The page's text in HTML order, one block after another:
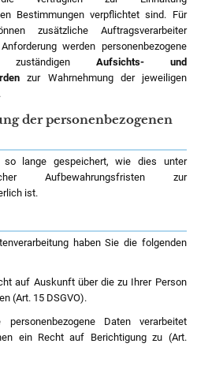
Bestimmungen verpflichtet sind. Für
zusätzliche Auftragsverarbeiter
werden personenbezogene
Aufsichts- und
zur Wahrnehmung der jeweiligen
der personenbezogenen
lange gespeichert, wie dies unter
Aufbewahrungsfristen zur
ist.
haben Sie die folgenden
auf Auskunft über die zu Ihrer Person
(Art. 15 DSGVO).
personenbezogene Daten verarbeitet
ein Recht auf Berichtigung zu (Art.